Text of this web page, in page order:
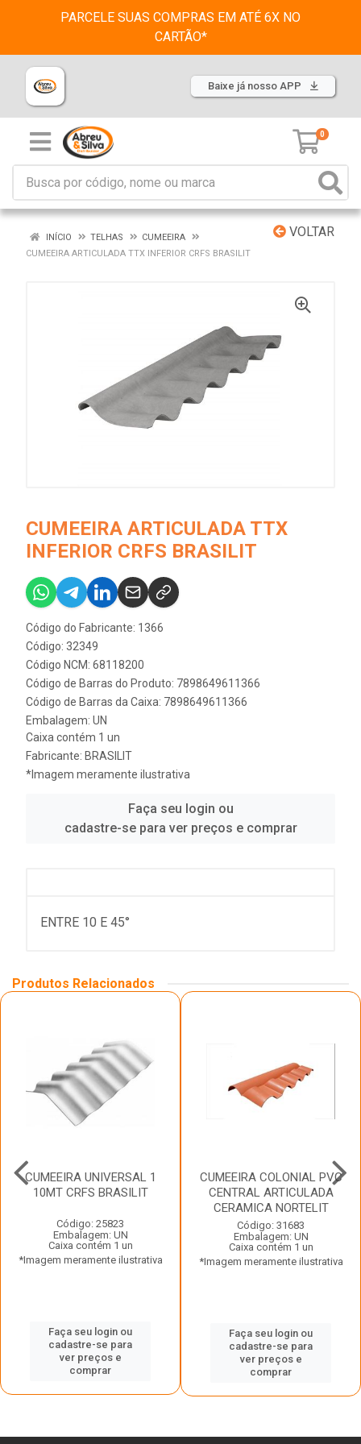
PARCELE SUAS COMPRAS EM ATÉ 6X NO
CARTÃO*
Baixe já nosso APP
0
VOLTAR
INÍCIO TELHAS
CUMEEIRA
CUMEEIRA ARTICULADA TTX INFERIOR CRFS BRASILIT
CUMEEIRA ARTICULADA TTX
INFERIOR CRFS BRASILIT
Código do Fabricante: 1366
Código: 32349
Código NCM: 68118200
Código de Barras do Produto: 7898649611366
Código de Barras da Caixa: 7898649611366
Embalagem: UN
Caixa contém 1 un
Fabricante: BRASILIT
*Imagem meramente ilustrativa
Faça seu login ou
cadastre-se para ver preços e comprar
ENTRE 10 E 45°
Produtos Relacionados
CUMEEIRA UNIVERSAL 1
10MT CRFS BRASILIT
Código: 25823
Embalagem: UN
Caixa contém 1 un
*Imagem meramente ilustrativa
Faça seu login ou
cadastre-se para
ver preços e
comprar
CUMEEIRA COLONIAL PVC
CENTRAL ARTICULADA
CERAMICA NORTELIT
Código: 31683
Embalagem: UN
Caixa contém 1 un
*Imagem meramente ilustrativa
Faça seu login ou
cadastre-se para
ver preços e
comprar